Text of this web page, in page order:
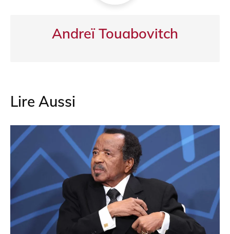
Andreï Touabovitch
Lire Aussi